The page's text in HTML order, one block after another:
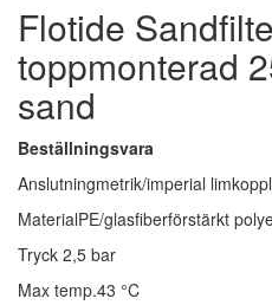
Flotide
toppmonterad
sand
Beställningsvara
Anslutningmetrik/imperial
MaterialPE/glasfiberförstärkt
Tryck 2,5 bar
Max temp.43 °C